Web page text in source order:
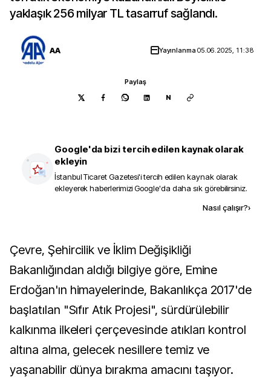
yaklaşık 256 milyar TL tasarruf sağlandı.
AA Yayınlanma05.06.2025, 11:38
Paylaş
N
Google'da bizi tercih edilen kaynak olarak
ekleyin
İstanbul Ticaret Gazetesi'i tercih edilen kaynak olarak
ekleyerek haberlerimizi Google'da daha sık görebilirsiniz.
Nasıl çalışır?›
Çevre, Şehircilik ve İklim Değişikliği
Bakanlığından aldığı bilgiye göre, Emine
Erdoğan'ın himayelerinde, Bakanlıkça 2017'de
başlatılan "Sıfır Atık Projesi", sürdürülebilir
kalkınma ilkeleri çerçevesinde atıkları kontrol
altına alma, gelecek nesillere temiz ve
yaşanabilir dünya bırakma amacını taşıyor.